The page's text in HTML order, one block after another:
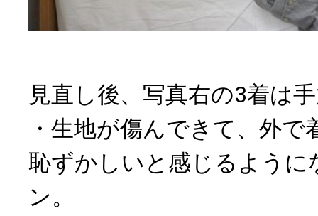
見直し後、写真右の3着は
・生地が傷んできて、外
恥ずかしいと感じるように
ン。